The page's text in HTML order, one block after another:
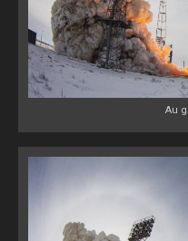
Au